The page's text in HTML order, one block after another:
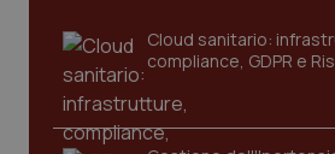
Cloud sanitario:
compliance, GDPR e
CookieScriptConsent